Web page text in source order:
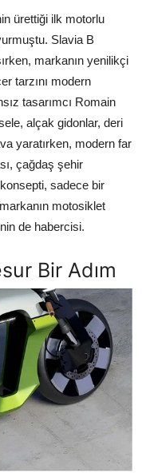
ürettiği ilk motorlu
Slavia B
markanın yenilikçi
tarzını modern
tasarımcı Romain
alçak gidonlar, deri
yaratırken, modern far
çağdaş şehir
sadece bir
motosiklet
de habercisi.
Bir Adım